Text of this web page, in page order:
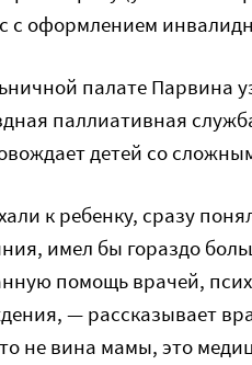
с оформлением
палате Парвина
паллиативная
детей со
к ребенку, сразу
имел бы гораздо
помощь врачей,
— рассказывает
не вина мамы, это